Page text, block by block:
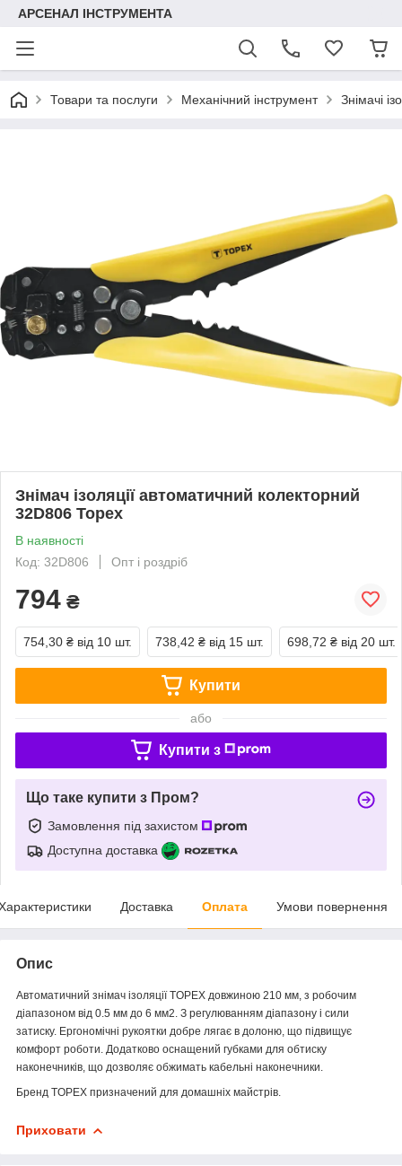
АРСЕНАЛ ІНСТРУМЕНТА
Товари та послуги Механічний інструмент Знімачі
Знімач ізоляції автоматичний колекторний
32D806 Topex
В наявності
Код: 32D806
Опт і роздріб
794 ₴
754,30 ₴ від 10 шт. 738,42 ₴ від 15 шт. 698,72 ₴ від 20 шт.
Купити
або
Купити з
Що таке купити з Пром?
Замовлення під захистом
Доступна доставка
Доставка Оплата Умови повернення
Опис
Автоматичний знімач ізоляції TOPEX довжиною 210 мм, з робочим
діапазоном від 0.5 мм до 6 мм2. З регулюванням діапазону і сили
затиску. Ергономічні рукоятки добре лягає в долоню, що підвищує
комфорт роботи. Додатково оснащений губками для обтиску
наконечників, що дозволяє обжимать кабельні наконечники.
Бренд TOPEX призначений для домашніх майстрів.
Приховати